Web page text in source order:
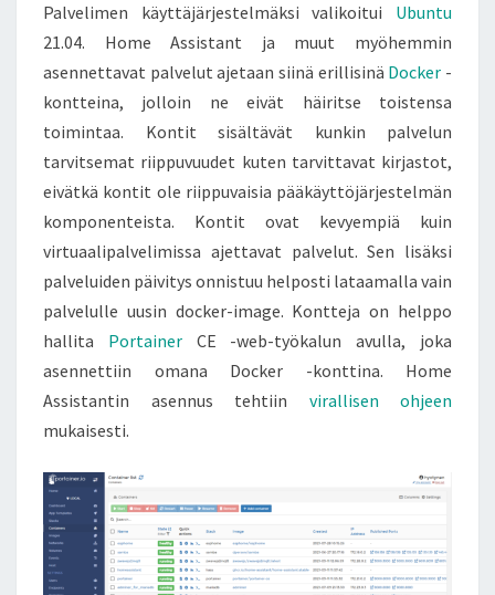
Palvelimen käyttäjärjestelmäksi valikoitui Ubuntu
21.04. Home Assistant ja muut myöhemmin
asennettavat palvelut ajetaan siinä erillisinä Docker -
kontteina, jolloin ne eivät häiritse toistensa
toimintaa. Kontit sisältävät kunkin palvelun
tarvitsemat riippuvuudet kuten tarvittavat kirjastot,
eivätkä kontit ole riippuvaisia pääkäyttöjärjestelmän
komponenteista. Kontit ovat kevyempiä kuin
virtuaalipalvelimissa ajettavat palvelut. Sen lisäksi
palveluiden päivitys onnistuu helposti lataamalla vain
palvelulle uusin docker-image. Kontteja on helppo
hallita PortainerCE -web-työkalun avulla, joka
asennettiin omana Docker -konttina. Home
Assistantin asennus tehtiin virallisen ohjeen
mukaisesti.